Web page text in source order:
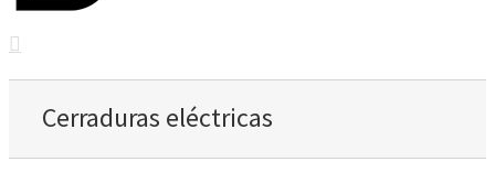
Cerraduras eléctricas